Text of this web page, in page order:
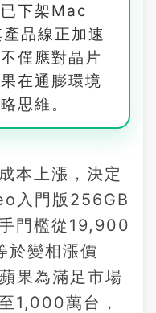
下架Mac
品線正加速
僅應對晶片
在通膨環境
思維。
本上漲，決定
入門版256GB
門檻從19,900
變相漲價
果為滿足市場
1,000萬台，